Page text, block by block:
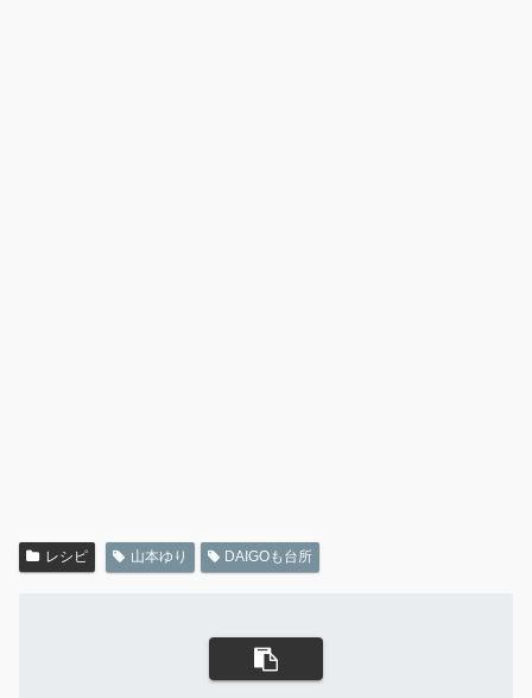
レシピ 山本ゆり DAIGOも台所